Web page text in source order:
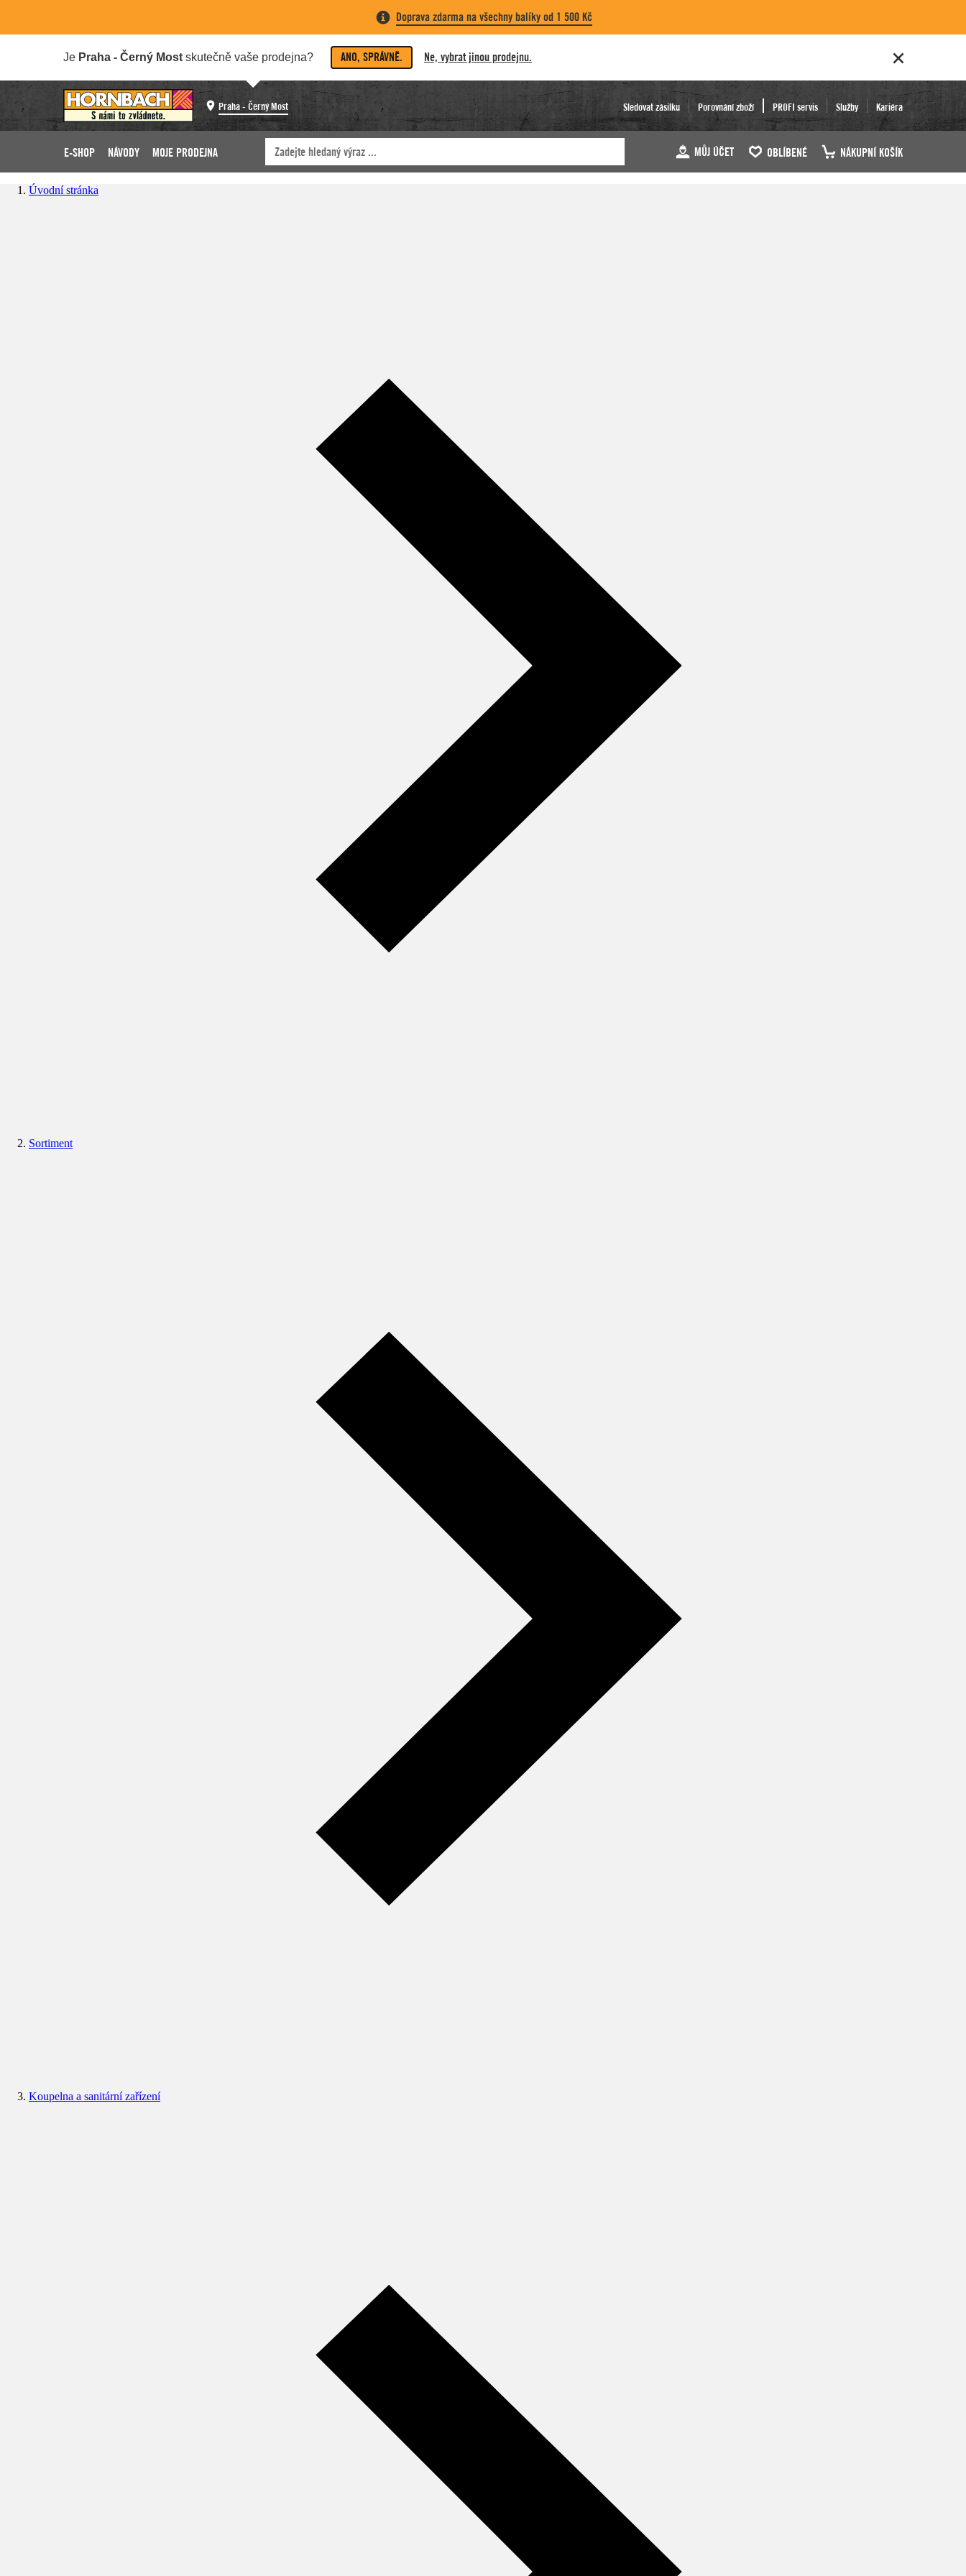
Doprava zdarma na všechny balíky od 1 500 Kč
Je Praha - Černý Most skutečně vaše prodejna? ANO, SPRÁVNĚ. Ne, vybrat jinou prodejnu.
Praha - Černý Most Sledovat zásilku Porovnání zboží PROFI servis Služby Kariéra
E-SHOP NÁVODY MOJE PRODEJNA MŮJ ÚČET OBLÍBENÉ NÁKUPNÍ KOŠÍK
Úvodní stránka
Sortiment
Koupelna a sanitární zařízení